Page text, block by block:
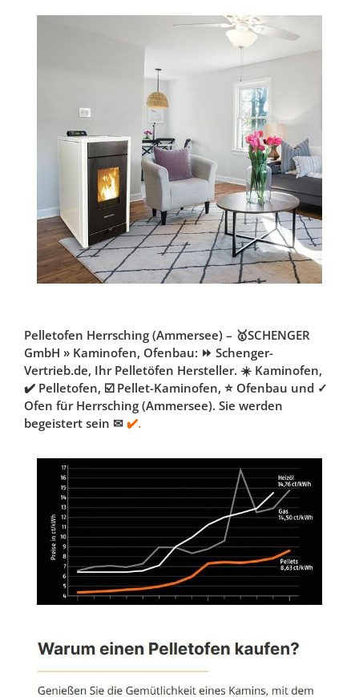
Pelletofen Herrsching (Ammersee) – 🥇SCHENGER
GmbH » Kaminofen, Ofenbau: ⏩ Schenger-
Vertrieb.de, Ihr Pelletöfen Hersteller. ☀️ Kaminofen,
✔️ Pelletofen, ☑️ Pellet-Kaminofen, ⭐ Ofenbau und ✓
Ofen für Herrsching (Ammersee). Sie werden
begeistert sein ✉ ✔️.